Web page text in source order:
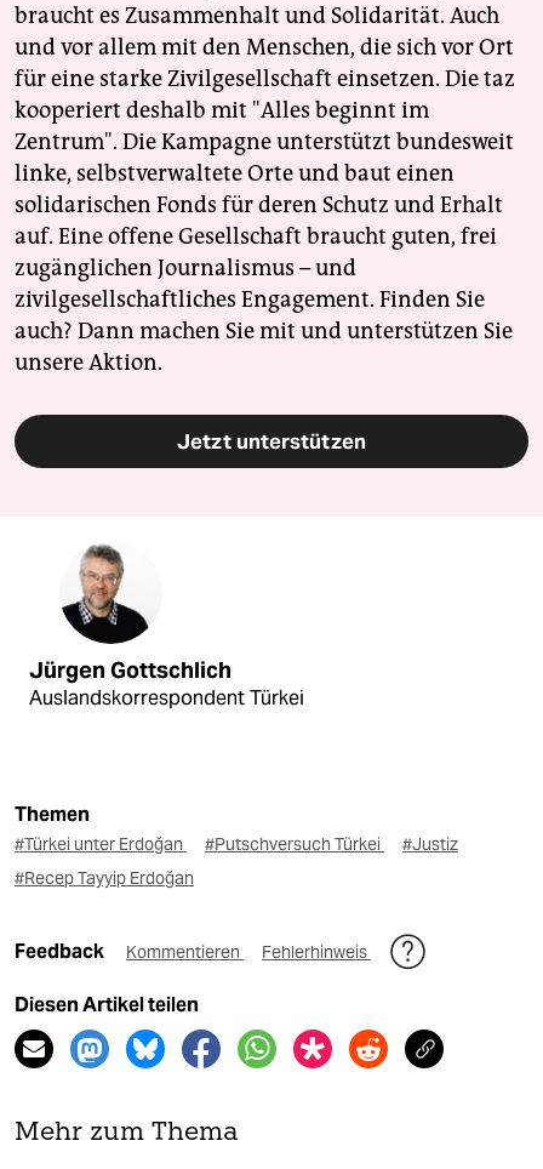
braucht es Zusammenhalt und Solidarität. Auch
und vor allem mit den Menschen, die sich vor Ort
für eine starke Zivilgesellschaft einsetzen. Die taz
kooperiert deshalb mit "Alles beginnt im
Zentrum". Die Kampagne unterstützt bundesweit
linke, selbstverwaltete Orte und baut einen
solidarischen Fonds für deren Schutz und Erhalt
auf. Eine offene Gesellschaft braucht guten, frei
zugänglichen Journalismus – und
zivilgesellschaftliches Engagement. Finden Sie
auch? Dann machen Sie mit und unterstützen Sie
unsere Aktion.
Jetzt unterstützen
Jürgen Gottschlich
Auslandskorrespondent Türkei
Themen
#Türkei unter Erdoğan #Putschversuch Türkei
#Justiz
#Recep Tayyip Erdoğan
Feedback Kommentieren Fehlerhinweis
Diesen Artikel teilen
Mehr zum Thema